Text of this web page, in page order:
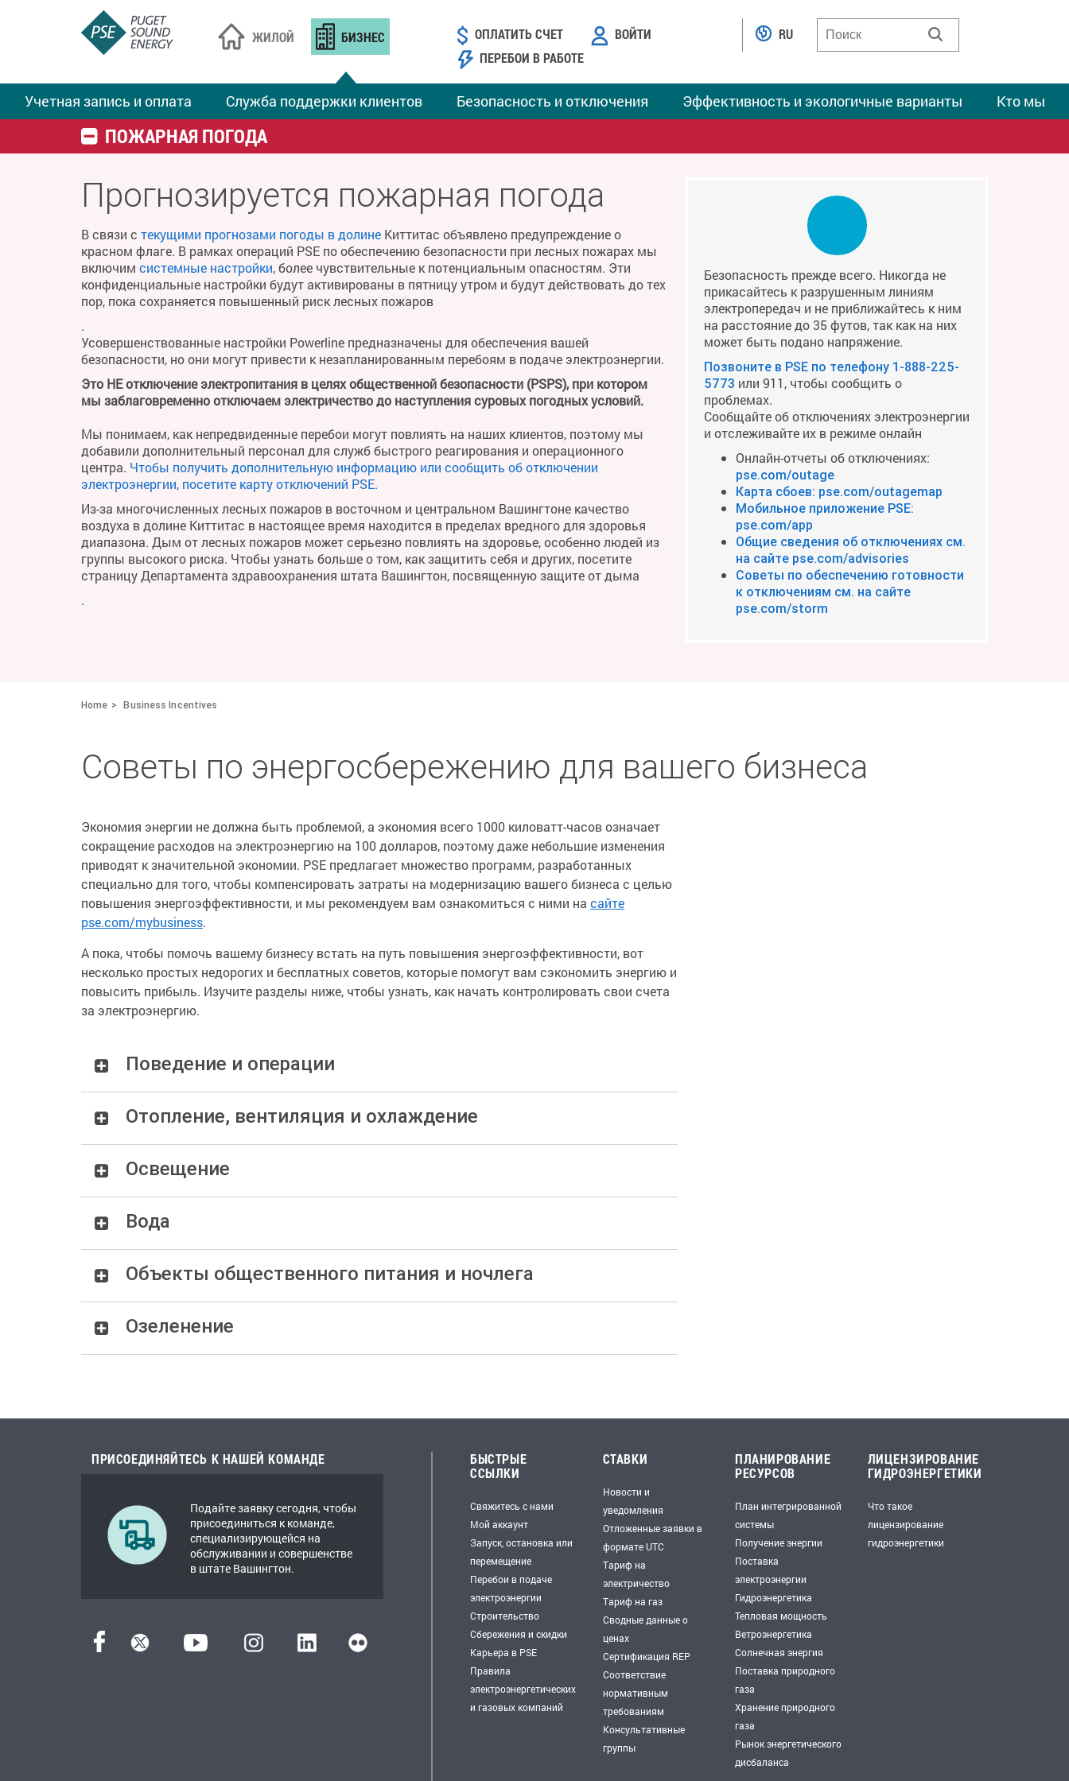
ЖИЛОЙ БИЗНЕС
Учетная запись и оплата Служба поддержки клиентов Безопасность и отключения Эффективность и экологичные варианты Кто мы
ОПЛАТИТЬ СЧЕТ
ВОЙТИ
ПЕРЕБОИ В РАБОТЕ
RU
ПОЖАРНАЯ ПОГОДА
Прогнозируется пожарная погода
В связи с текущими прогнозами погоды в долине Киттитас объявлено предупреждение о
красном флаге. В рамках операций PSE по обеспечению безопасности при лесных пожарах мы
включим системные настройки, более чувствительные к потенциальным опасностям. Эти
конфиденциальные настройки будут активированы в пятницу утром и будут действовать до тех
пор, пока сохраняется повышенный риск лесных пожаров
.
Усовершенствованные настройки Powerline предназначены для обеспечения вашей
безопасности, но они могут привести к незапланированным перебоям в подаче электроэнергии.
Это НЕ отключение электропитания в целях общественной безопасности (PSPS), при котором
мы заблаговременно отключаем электричество до наступления суровых погодных условий.
Мы понимаем, как непредвиденные перебои могут повлиять на наших клиентов, поэтому мы
добавили дополнительный персонал для служб быстрого реагирования и операционного
центра. Чтобы получить дополнительную информацию или сообщить об отключении
электроэнергии, посетите карту отключений PSE.
Из-за многочисленных лесных пожаров в восточном и центральном Вашингтоне качество
воздуха в долине Киттитас в настоящее время находится в пределах вредного для здоровья
диапазона. Дым от лесных пожаров может серьезно повлиять на здоровье, особенно людей из
группы высокого риска. Чтобы узнать больше о том, как защитить себя и других, посетите
страницу Департамента здравоохранения штата Вашингтон, посвященную защите от дыма
.
Безопасность прежде всего. Никогда не
прикасайтесь к разрушенным линиям
электропередач и не приближайтесь к ним
на расстояние до 35 футов, так как на них
может быть подано напряжение.
Позвоните в PSE по телефону 1-888-225-
5773 или 911, чтобы сообщить о
проблемах.
Сообщайте об отключениях электроэнергии
и отслеживайте их в режиме онлайн
Онлайн-отчеты об отключениях:
pse.com/outage
Карта сбоев: pse.com/outagemap
Мобильное приложение PSE:
pse.com/app
Общие сведения об отключениях см.
на сайте pse.com/advisories
Советы по обеспечению готовности
к отключениям см. на сайте
pse.com/storm
Home Business Incentives
Советы по энергосбережению для вашего бизнеса
Экономия энергии не должна быть проблемой, а экономия всего 1000 киловатт-часов означает
сокращение расходов на электроэнергию на 100 долларов, поэтому даже небольшие изменения
приводят к значительной экономии. PSE предлагает множество программ, разработанных
специально для того, чтобы компенсировать затраты на модернизацию вашего бизнеса с целью
повышения энергоэффективности, и мы рекомендуем вам ознакомиться с ними на сайте
pse.com/mybusiness.
А пока, чтобы помочь вашему бизнесу встать на путь повышения энергоэффективности, вот
несколько простых недорогих и бесплатных советов, которые помогут вам сэкономить энергию и
повысить прибыль. Изучите разделы ниже, чтобы узнать, как начать контролировать свои счета
за электроэнергию.
Поведение и операции
Отопление, вентиляция и охлаждение
Освещение
Вода
Объекты общественного питания и ночлега
Озеленение
ПРИСОЕДИНЯЙТЕСЬ К НАШЕЙ КОМАНДЕ
Подайте заявку сегодня, чтобы
присоединиться к команде,
специализирующейся на
обслуживании и совершенстве
в штате Вашингтон.
БЫСТРЫЕ
ССЫЛКИ
Свяжитесь с нами
Мой аккаунт
Запуск, остановка или
перемещение
Перебои в подаче
электроэнергии
Строительство
Сбережения и скидки
Карьера в PSE
Правила
электроэнергетических
и газовых компаний
СТАВКИ
Новости и
уведомления
Отложенные заявки в
формате UTC
Тариф на
электричество
Тариф на газ
Сводные данные о
ценах
Сертификация REP
Соответствие
нормативным
требованиям
Консультативные
группы
ПЛАНИРОВАНИЕ
РЕСУРСОВ
План интегрированной
системы
Получение энергии
Поставка
электроэнергии
Гидроэнергетика
Тепловая мощность
Ветроэнергетика
Солнечная энергия
Поставка природного
газа
Хранение природного
газа
Рынок энергетического
дисбаланса
ЛИЦЕНЗИРОВАНИЕ
ГИДРОЭНЕРГЕТИКИ
Что такое
лицензирование
гидроэнергетики